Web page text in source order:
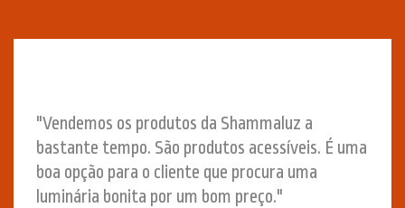
"Vendemos os produtos da Shammaluz a
bastante tempo. São produtos acessíveis. É uma
boa opção para o cliente que procura uma
luminária bonita por um bom preço."